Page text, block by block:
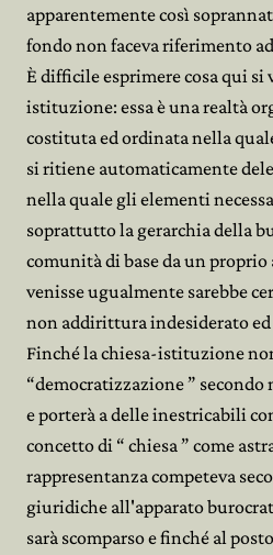
apparentemente così
fondo non faceva riferimento
È difficile esprimere cosa qui
istituzione: essa è una realtà
costituta ed ordinata nella
si ritiene automaticamente
nella quale gli elementi
soprattutto la gerarchia della
comunità di base da un proprio
venisse ugualmente sarebbe
non addirittura indesiderato
Finché la chiesa-istituzione
“democratizzazione ” secondo
e porterà a delle inestricabili
concetto di “ chiesa ” come
rappresentanza competeva
giuridiche all'apparato
sarà scomparso e finché al